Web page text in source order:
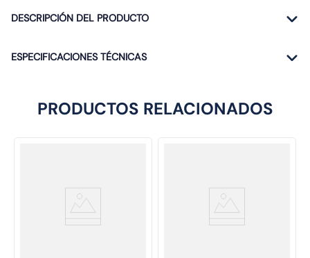
DESCRIPCIÓN DEL PRODUCTO
ESPECIFICACIONES TÉCNICAS
PRODUCTOS RELACIONADOS